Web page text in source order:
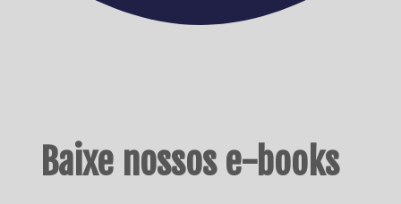
Baixe nossos e-books